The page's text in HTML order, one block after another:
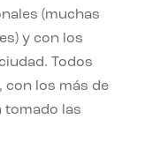
(muchas
y con los
Todos
con los más de
tomado las